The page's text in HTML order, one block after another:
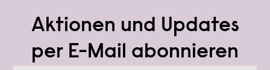
Aktionen und Updates
per E-Mail abonnieren